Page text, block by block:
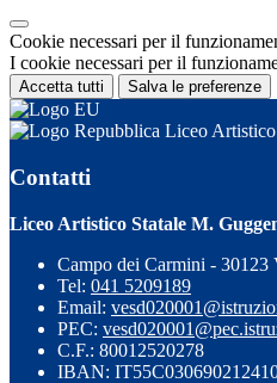
Cookie necessari per il
I cookie necessari per il
Accetta tutti Salva le preferenze
Liceo
Contatti
Liceo Artistico Statale M.
Campo dei Carmini - 30123
Tel: 041 5209189
Email:
PEC:
C.F.: 80012520278
IBAN: